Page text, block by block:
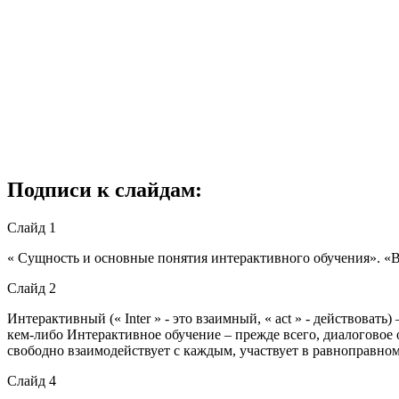
Подписи к слайдам:
Слайд 1
« Сущность и основные понятия интерактивного
Слайд 2
Интерактивный (« Inter » - это взаимный, « act » - действовать)
кем-либо Интерактивное обучение – прежде всего,
свободно взаимодействует с каждым, участвует в
Слайд 4